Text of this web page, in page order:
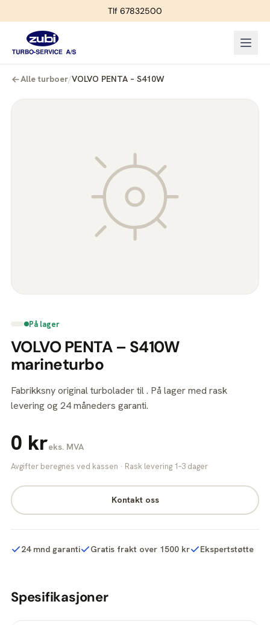
Tlf 67832500
Alle turboer/VOLVO PENTA – S410W
På lager
VOLVO PENTA – S410W
marineturbo
Fabrikksny original turbolader til . På lager med rask
levering og 24 måneders garanti.
0 kreks. MVA
Avgifter beregnes ved kassen · Rask levering 1–3 dager
Kontakt oss
24 mnd garanti Gratis frakt over 1500 kr Ekspertstøtte
Spesifikasjoner